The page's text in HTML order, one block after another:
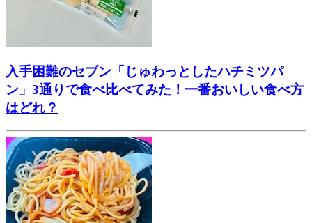
入手困難のセブン「じゅわっとしたハチミツパ
ン」3通りで食べ比べてみた！一番おいしい食べ方
はどれ？